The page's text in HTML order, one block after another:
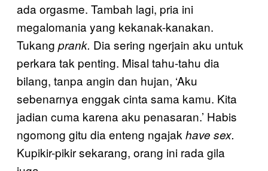
ada orgasme. Tambah lagi, pria ini
megalomania yang kekanak-kanakan.
Tukang prank. Dia sering ngerjain aku untuk
perkara tak penting. Misal tahu-tahu dia
bilang, tanpa angin dan hujan, ‘Aku
sebenarnya enggak cinta sama kamu. Kita
jadian cuma karena aku penasaran.’ Habis
ngomong gitu dia enteng ngajak have sex.
Kupikir-pikir sekarang, orang ini rada gila